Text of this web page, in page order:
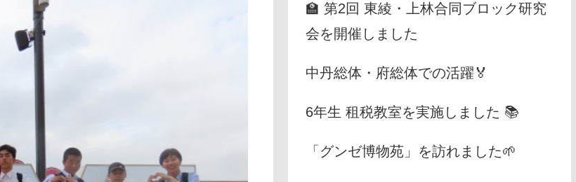
🏫 第2回 東綾・上林合同ブロック研究
会を開催しました
中丹総体・府総体での活躍🏅
6年生 租税教室を実施しました 📚
「グンゼ博物苑」を訪れました🌱